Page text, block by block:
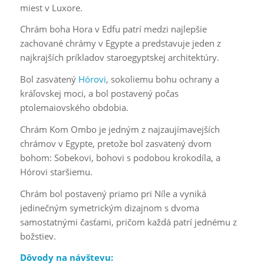
miest v Luxore.
Chrám boha Hora v Edfu patrí medzi najlepšie
zachované chrámy v Egypte a predstavuje jeden z
najkrajších príkladov staroegyptskej architektúry.
Bol zasvätený Hórovi, sokoliemu bohu ochrany a
kráľovskej moci, a bol postavený počas
ptolemaiovského obdobia.
Chrám Kom Ombo je jedným z najzaujímavejších
chrámov v Egypte, pretože bol zasvätený dvom
bohom: Sobekovi, bohovi s podobou krokodíla, a
Hórovi staršiemu.
Chrám bol postavený priamo pri Níle a vyniká
jedinečným symetrickým dizajnom s dvoma
samostatnými časťami, pričom každá patrí jednému z
božstiev.
Dôvody na návštevu: